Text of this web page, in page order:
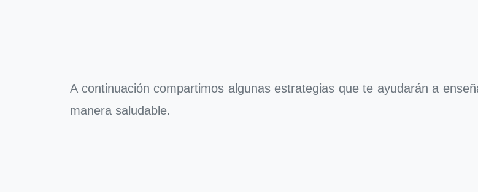
A continuación compartimos algunas estrategias que te ayudarán a
manera saludable.